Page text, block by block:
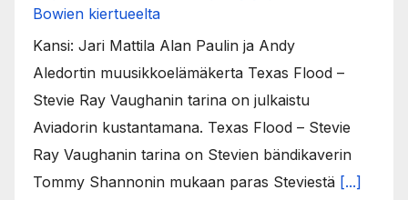
Bowien kiertueelta
Kansi: Jari Mattila Alan Paulin ja Andy
Aledortin muusikkoelämäkerta Texas Flood –
Stevie Ray Vaughanin tarina on julkaistu
Aviadorin kustantamana. Texas Flood – Stevie
Ray Vaughanin tarina on Stevien bändikaverin
Tommy Shannonin mukaan paras Steviestä [...]